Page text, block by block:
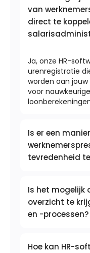
van
direct te
Ja, onze HR-
urenregistratie
worden aan
voor
Is er een
tevredenheid
Is het mogelijk
overzicht te
en -processen?
Hoe kan HR-